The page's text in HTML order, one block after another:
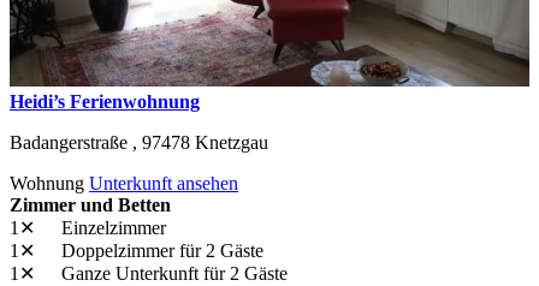
Heidi’s Ferienwohnung
Badangerstraße , 97478 Knetzgau
Wohnung Unterkunft ansehen
Zimmer und Betten
1✕
Einzelzimmer
1✕
Doppelzimmerfür 2 Gäste
1✕
Ganze Unterkunft für 2 Gäste